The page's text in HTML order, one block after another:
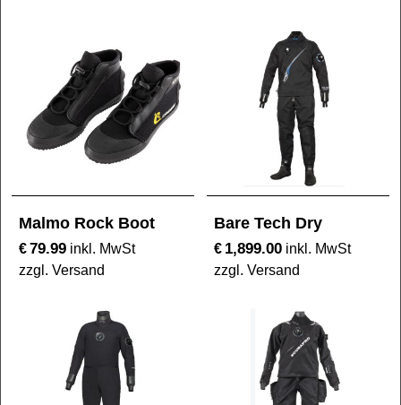
Malmo Rock Boot
€79.99 inkl. MwSt
zzgl. Versand
Bare Tech Dry
€ 1,899.00 inkl. MwSt
zzgl. Versand